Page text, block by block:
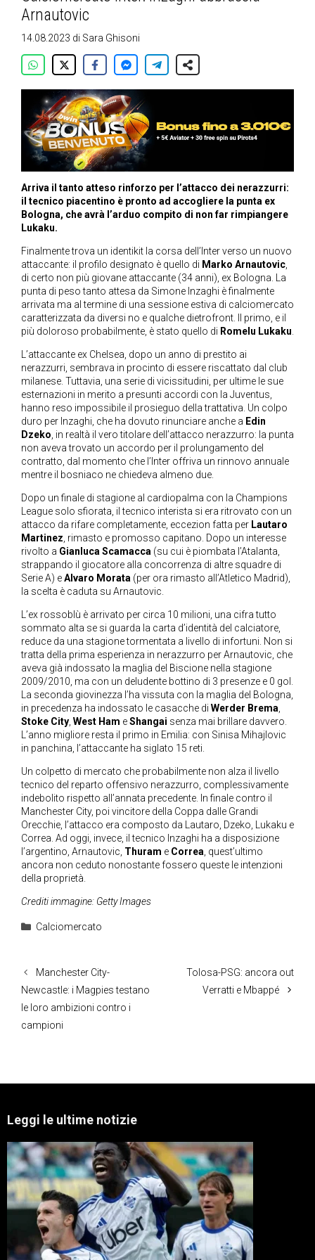
Arnautovic
14.08.2023 di Sara Ghisoni
Arriva il tanto atteso rinforzo per l’attacco dei nerazzurri:
il tecnico piacentino è pronto ad accogliere la punta ex
Bologna, che avrà l’arduo compito di non far rimpiangere
Lukaku.
Finalmente trova un identikit la corsa dell’Inter verso un nuovo
attaccante: il profilo designato è quello di Marko Arnautovic,
di certo non più giovane attaccante (34 anni), ex Bologna. La
punta di peso tanto attesa da Simone Inzaghi è finalmente
arrivata ma al termine di una sessione estiva di calciomercato
caratterizzata da diversi no e qualche dietrofront. Il primo, e il
più doloroso probabilmente, è stato quello di Romelu Lukaku.
L’attaccante ex Chelsea, dopo un anno di prestito ai
nerazzurri, sembrava in procinto di essere riscattato dal club
milanese. Tuttavia, una serie di vicissitudini, per ultime le sue
esternazioni in merito a presunti accordi con la Juventus,
hanno reso impossibile il prosieguo della trattativa. Un colpo
duro per Inzaghi, che ha dovuto rinunciare anche a Edin
Dzeko, in realtà il vero titolare dell’attacco nerazzurro: la punta
non aveva trovato un accordo per il prolungamento del
contratto, dal momento che l’Inter offriva un rinnovo annuale
mentre il bosniaco ne chiedeva almeno due.
Dopo un finale di stagione al cardiopalma con la Champions
League solo sfiorata, il tecnico interista si era ritrovato con un
attacco da rifare completamente, eccezion fatta per Lautaro
Martinez, rimasto e promosso capitano. Dopo un interesse
rivolto a Gianluca Scamacca (su cui è piombata l’Atalanta,
strappando il giocatore alla concorrenza di altre squadre di
Serie A) eAlvaro Morata (per ora rimasto all’Atletico Madrid),
la scelta è caduta su Arnautovic.
L’ex rossoblù è arrivato per circa 10 milioni, una cifra tutto
sommato alta se si guarda la carta d’identità del calciatore,
reduce da una stagione tormentata a livello di infortuni. Non si
tratta della prima esperienza in nerazzurro per Arnautovic, che
aveva già indossato la maglia del Biscione nella stagione
2009/2010, ma con un deludente bottino di 3 presenze e 0 gol.
La seconda giovinezza l’ha vissuta con la maglia del Bologna,
in precedenza ha indossato le casacche di Werder Brema,
Stoke City, West Ham eShangai senza mai brillare davvero.
L’anno migliore resta il primo in Emilia: con Sinisa Mihajlovic
in panchina, l’attaccante ha siglato 15 reti.
Un colpetto di mercato che probabilmente non alza il livello
tecnico del reparto offensivo nerazzurro, complessivamente
indebolito rispetto all’annata precedente. In finale contro il
Manchester City, poi vincitore della Coppa dalle Grandi
Orecchie, l’attacco era composto da Lautaro, Dzeko, Lukaku e
Correa. Ad oggi, invece, il tecnico Inzaghi ha a disposizione
l’argentino, Arnautovic, Thuram e Correa, quest’ultimo
ancora non ceduto nonostante fossero queste le intenzioni
della proprietà.
Crediti immagine: Getty Images
Categorie
Calciomercato
Manchester City-
Newcastle: i Magpies testano
le loro ambizioni contro i
campioni
Tolosa-PSG: ancora out
Verratti e Mbappé
Leggi le ultime notizie